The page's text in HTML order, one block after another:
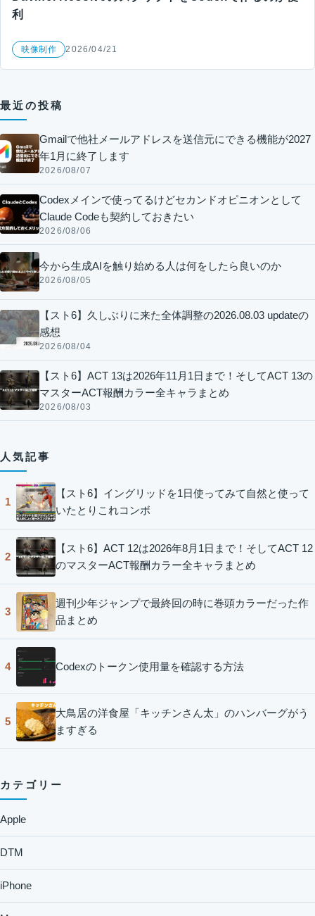
利
映像制作 2026/04/21
最近の投稿
Gmailで他社メールアドレスを送信元にできる機能が2027
年1月に終了します
2026/08/07
Codexメインで使ってるけどセカンドオピニオンとして
Claude Codeも契約しておきたい
2026/08/06
今から生成AIを触り始める人は何をしたら良いのか
2026/08/05
【スト6】久しぶりに来た全体調整の2026.08.03 updateの
感想
2026/08/04
【スト6】ACT 13は2026年11月1日まで！そしてACT 13の
マスターACT報酬カラー全キャラまとめ
2026/08/03
人気記事
1
【スト6】イングリッドを1日使ってみて自然と使って
いたとりこれコンボ
2
【スト6】ACT 12は2026年8月1日まで！そしてACT 12
のマスターACT報酬カラー全キャラまとめ
3
週刊少年ジャンプで最終回の時に巻頭カラーだった作
品まとめ
4 Codexのトークン使用量を確認する方法
5
大鳥居の洋食屋「キッチンさん太」のハンバーグがう
ますぎる
カテゴリー
Apple
DTM
iPhone